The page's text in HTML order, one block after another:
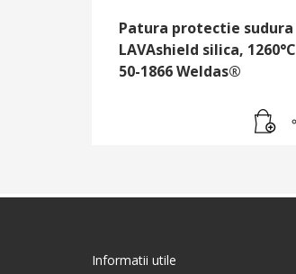
Patura protectie sudura
LAVAshield silica, 1260°C
50-1866 Weldas®
Informatii utile